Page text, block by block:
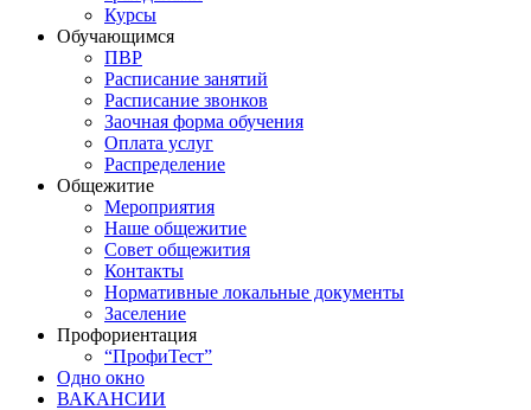
Курсы
Обучающимся
ПВР
Расписание занятий
Расписание звонков
Заочная форма обучения
Оплата услуг
Распределение
Общежитие
Мероприятия
Наше общежитие
Совет общежития
Контакты
Нормативные локальные документы
Заселение
Профориентация
“ПрофиТест”
Одно окно
ВАКАНСИИ